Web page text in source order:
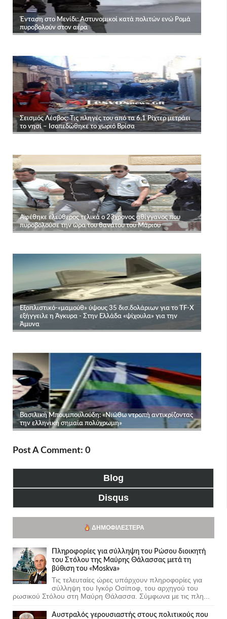
Post A Comment: 0
Blog
Disqus
ΔΗΜΟΦΙΛΈΣΤΕΡΑ
Πληροφορίες για σύλληψη του Ρώσου διοικητή
του Στόλου της Mαύρης Θάλασσας μετά τη
βύθιση του «Moskva»
Τις τελευταίες ώρες υπάρχουν πληροφορίες για
σύλληψη του Ιγκόρ Οσίποφ, του αρχηγού του
ρωσικού Στόλου στη Μαύρη Θάλασσα. Σύμφωνα με τις πλη...
Αυστραλός γερουσιαστής στους πολιτικούς που